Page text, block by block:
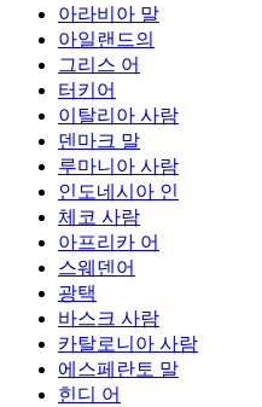
아라비아 말
아일랜드의
그리스 어
터키어
이탈리아 사람
덴마크 말
루마니아 사람
인도네시아 인
체코 사람
아프리카 어
스웨덴어
광택
바스크 사람
카탈로니아 사람
에스페란토 말
힌디 어